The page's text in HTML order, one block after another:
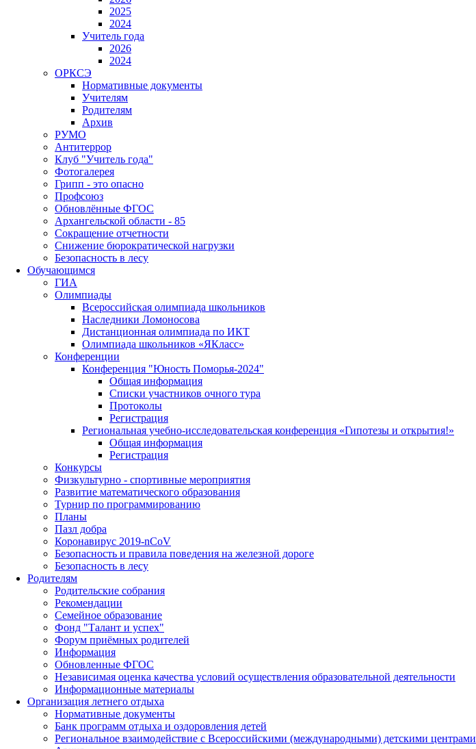
2025
2024
Учитель года
2026
2024
ОРКСЭ
Нормативные документы
Учителям
Родителям
Архив
РУМО
Антитеррор
Клуб "Учитель года"
Фотогалерея
Грипп - это опасно
Профсоюз
Обновлённые ФГОС
Архангельской области - 85
Сокращение отчетности
Снижение бюрократической нагрузки
Безопасность в лесу
Обучающимся
ГИА
Олимпиады
Всероссийская олимпиада школьников
Наследники Ломоносова
Дистанционная олимпиада по ИКТ
Олимпиада школьников «ЯКласс»
Конференции
Конференция "Юность Поморья-2024"
Общая информация
Списки участников очного тура
Протоколы
Регистрация
Региональная учебно-исследовательская конференция «Гипотезы и открытия!»
Общая информация
Регистрация
Конкурсы
Физкультурно - спортивные мероприятия
Развитие математического образования
Турнир по программированию
Планы
Пазл добра
Коронавирус 2019-nCoV
Безопасность и правила поведения на железной дороге
Безопасность в лесу
Родителям
Родительские собрания
Рекомендации
Семейное образование
Фонд "Талант и успех"
Форум приёмных родителей
Информация
Обновленные ФГОС
Независимая оценка качества условий осуществления образовательной деятельности
Информационные материалы
Организация летнего отдыха
Нормативные документы
Банк программ отдыха и оздоровления детей
Региональное взаимодействие с Всероссийскими (международными) детскими центрами